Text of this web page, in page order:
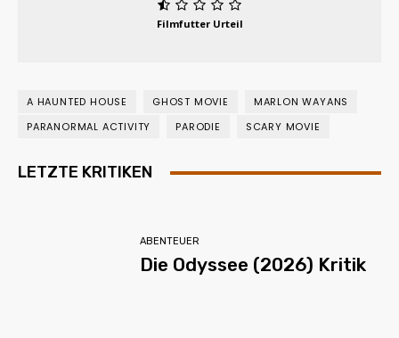
Filmfutter Urteil
A HAUNTED HOUSE GHOST MOVIE
MARLON WAYANS
PARANORMAL ACTIVITY
PARODIE SCARY MOVIE
LETZTE KRITIKEN
ABENTEUER
Die Odyssee (2026) Kritik